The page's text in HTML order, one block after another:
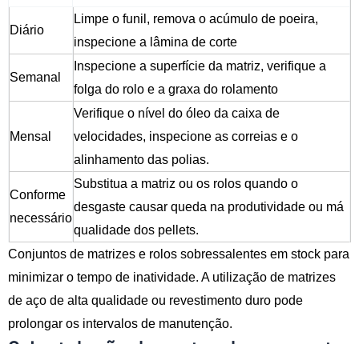
Diário
Limpe o funil, remova o acúmulo de poeira,
inspecione a lâmina de corte
Semanal
Inspecione a superfície da matriz, verifique a
folga do rolo e a graxa do rolamento
Mensal
Verifique o nível do óleo da caixa de
velocidades, inspecione as correias e o
alinhamento das polias.
Conforme
necessário
Substitua a matriz ou os rolos quando o
desgaste causar queda na produtividade ou má
qualidade dos pellets.
Conjuntos de matrizes e rolos sobressalentes em stock para
minimizar o tempo de inatividade. A utilização de matrizes
de aço de alta qualidade ou revestimento duro pode
prolongar os intervalos de manutenção.